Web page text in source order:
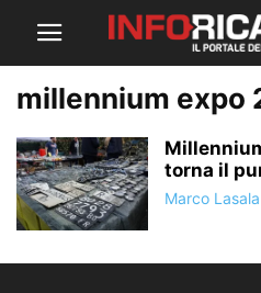
millennium expo
torna il
Marco Lasala